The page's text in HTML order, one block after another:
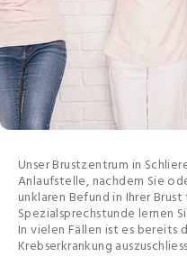
Unser Brustzentrum in
Anlaufstelle, nachdem Sie
unklaren Befund in Ihrer
Spezialsprechstunde lernen
In vielen Fällen ist es bereits
Krebserkrankung